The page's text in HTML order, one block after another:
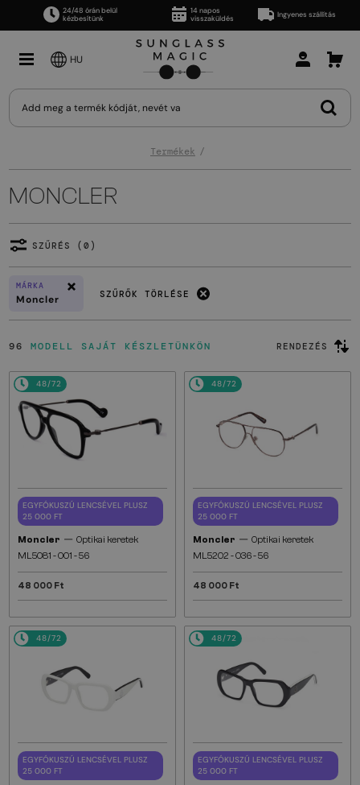
24/48 órán belül
kézbesítünk
14 napos
visszaküldés
Ingyenes szállítás
HU
Termékek
MONCLER
SZŰRÉS (0)
MÁRKA
Moncler SZŰRŐK TÖRLÉSE
96 MODELL SAJÁT KÉSZLETÜNKÖN RENDEZÉS
48/72
EGYFÓKUSZÚ LENCSÉVEL PLUSZ
25 000 FT
Moncler — Optikai keretek
ML5081 - 001 - 56
48 000 Ft
48/72
EGYFÓKUSZÚ LENCSÉVEL PLUSZ
25 000 FT
Moncler — Optikai keretek
ML5202 - 036 - 56
48 000 Ft
48/72
EGYFÓKUSZÚ LENCSÉVEL PLUSZ
25 000 FT
48/72
EGYFÓKUSZÚ LENCSÉVEL PLUSZ
25 000 FT